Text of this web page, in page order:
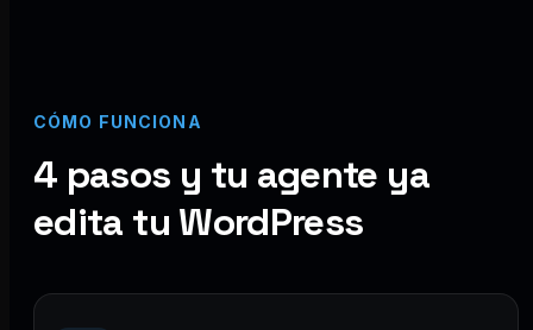
CÓMO FUNCIONA
4 pasos y tu agente ya
edita tu WordPress